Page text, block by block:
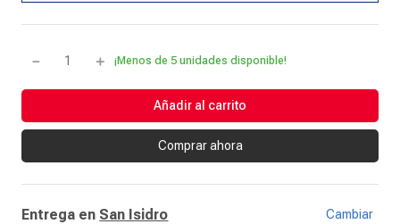
＋
－ ¡Menos de 5 unidades disponible!
Añadir al carrito
Comprar ahora
Entrega en San Isidro Cambiar